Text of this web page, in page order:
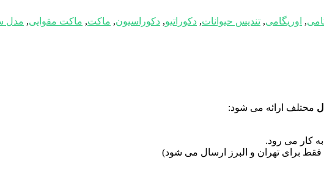
, اوریگامی, تندیس حیوانات, دکوراتیو, دکوراسیون, ماکت, ماکت مقوایی, مدل
محتلف ارائه می شود:
کار می رود.
برای تهران و البرز ارسال می شود)